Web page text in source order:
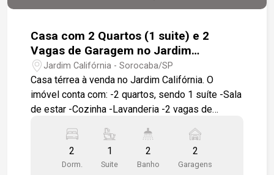
Casa com 2 Quartos (1 suite) e 2
Vagas de Garagem no Jardim
Califórnia, Sorocaba/SP
Jardim Califórnia - Sorocaba/SP
Casa térrea à venda no Jardim Califórnia. O
imóvel conta com: -2 quartos, sendo 1 suíte -Sala
de estar -Cozinha -Lavanderia -2 vagas de
escolas, postos de saúde, mercados e diversos
comércios e serviços. Entre em contato para
mais informações ou agende uma visita. Nossa
2
Dorm.
1
Suite
2
Banho
2
Garagens